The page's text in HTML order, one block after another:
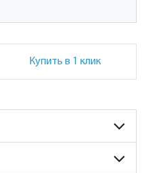
Купить в 1 клик